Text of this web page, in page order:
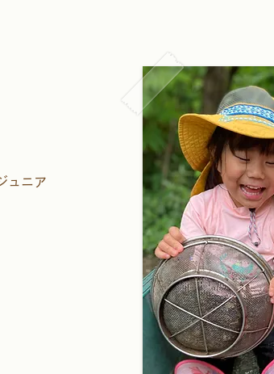
ュニア